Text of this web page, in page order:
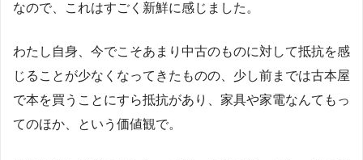
なので、これはすごく新鮮に感じました。
わたし自身、今でこそあまり中古のものに対して抵抗を感
じることが少なくなってきたものの、少し前までは古本屋
で本を買うことにすら抵抗があり、家具や家電なんてもっ
てのほか、という価値観で。